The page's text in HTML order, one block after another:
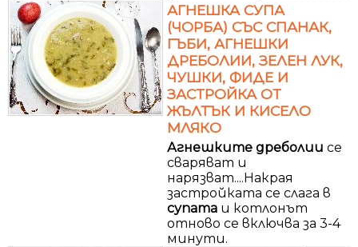
АГНЕШКА СУПА
(ЧОРБА) СЪС СПАНАК,
ГЪБИ, АГНЕШКИ
ДРЕБОЛИИ, ЗЕЛЕН ЛУК,
ЧУШКИ, ФИДЕ И
ЗАСТРОЙКА ОТ
ЖЪЛТЪК И КИСЕЛО
МЛЯКО
Агнешките дреболии се
сваряват и
нарязват....Накрая
застройката се слага в
супата и котлонът
отново се включва за 3-4
минути.